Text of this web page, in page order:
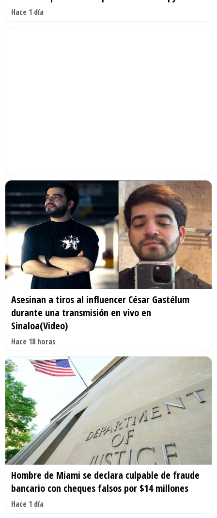
Hace 1 día
Asesinan a tiros al influencer César Gastélum
durante una transmisión en vivo en
Sinaloa(Video)
Hace 18 horas
Hombre de Miami se declara culpable de fraude
bancario con cheques falsos por $14 millones
Hace 1 día